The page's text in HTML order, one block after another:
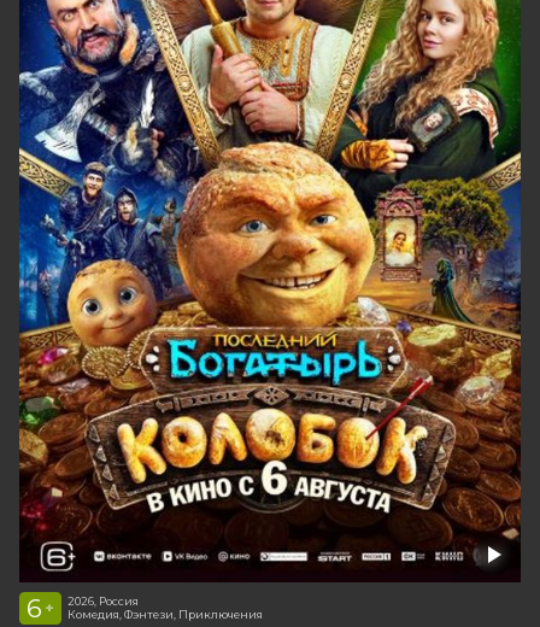
6 +
2026, Россия
Комедия, Фэнтези, Приключения